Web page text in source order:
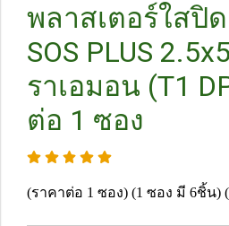
พลาสเตอร์ใสปิ
SOS PLUS
ราเอมอน (T1
ต่อ 1 ซอง
(ราคาต่อ 1 ซอง) (1 ซอง มี 6ชิ้น)